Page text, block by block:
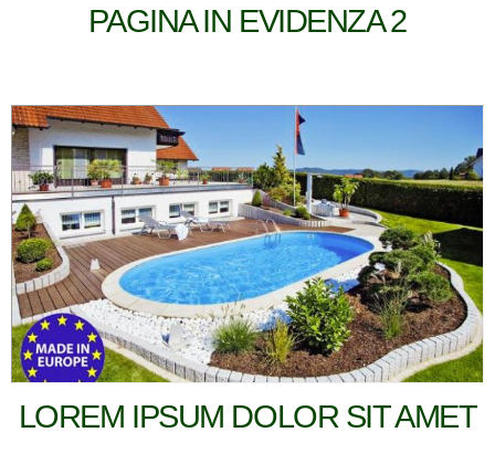
PAGINA IN EVIDENZA 2
LOREM IPSUM DOLOR SIT AMET